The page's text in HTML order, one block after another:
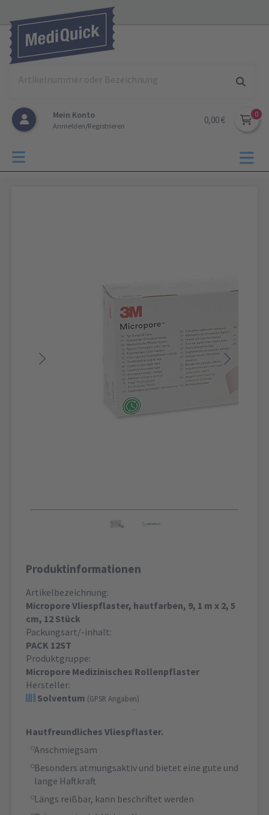
Mein Konto
Anmelden/Registrieren
0,00 €
Produktinformationen
Artikelbezeichnung:
Micropore Vliespflaster, hautfarben, 9, 1 m x 2, 5
cm, 12 Stück
Packungsart/-inhalt:
PACK 12ST
Produktgruppe:
Micropore Medizinisches Rollenpflaster
Hersteller:
Solventum (GPSR Angaben)
Hautfreundliches Vliespflaster.
Anschmiegsam
Besonders atmungsaktiv und bietet eine gute und
lange Haftkraft
Längs reißbar, kann beschriftet werden